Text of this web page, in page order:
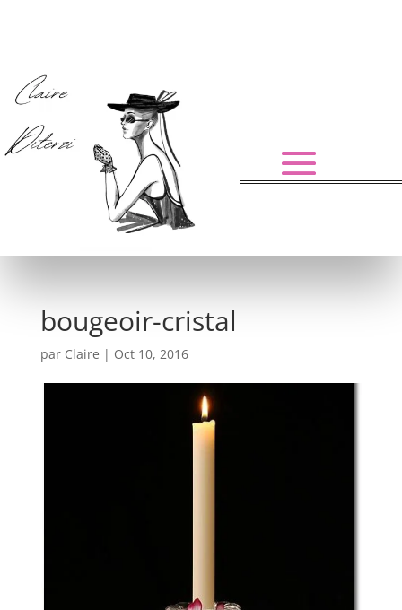
bougeoir-cristal
par Claire | Oct 10, 2016